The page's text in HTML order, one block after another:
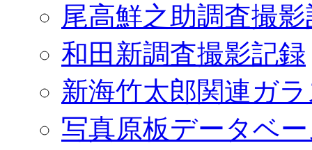
尾高鮮之助調査撮
和田新調査撮影記録
新海竹太郎関連ガ
写真原板データベ